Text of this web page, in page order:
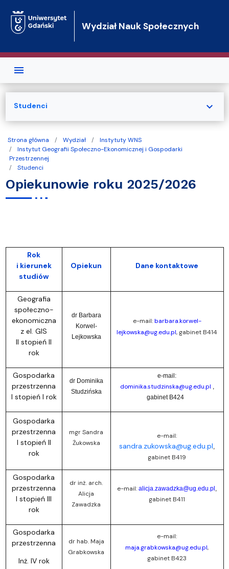
Wydział Nauk Społecznych
Strona główna Wydział
Instytuty WNS
Instytut Geografii Społeczno-Ekonomicznej i Gospodarki
Przestrzennej
Studenci
Opiekunowie roku 2025/2026
Rok
i kierunek
studiów
Opiekun Dane kontaktowe
Geografia
społeczno-
ekonomiczna
z el. GIS
II stopień II
rok
dr Barbara
Korwel-
Lejkowska
e-mail:barbara.korwel-
lejkowska@ug.edu.pl, gabinet B414
Gospodarka
przestrzenna
I stopień I rok
dr Dominika
Studzińska
e-mail:
dominika.studzinska@ug.edu.pl
gabinet B424
Gospodarka
przestrzenna
I stopień II
rok
mgr Sandra
Żukowska
e-mail:
sandra.zukowska@ug.edu.pl
gabinet B419
Gospodarka
przestrzenna
I stopień III
rok
dr inż. arch.
Alicja
Zawadzka
e-mail: alicja.zawadzka@ug.edu.pl
gabinet B411
Gospodarka
przestrzenna
Inż. IV rok
dr hab. Maja
Grabkowska
e-mail:
maja.grabkowska@ug.edu.pl,
gabinet B423
Studenci expand_more